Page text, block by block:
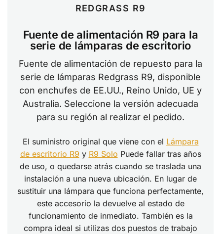
REDGRASS R9
Fuente de alimentación R9 para la
serie de lámparas de escritorio
Fuente de alimentación de repuesto para la
serie de lámparas Redgrass R9, disponible
con enchufes de EE.UU., Reino Unido, UE y
Australia. Seleccione la versión adecuada
para su región al realizar el pedido.
El suministro original que viene con el Lámpara
de escritorio R9 y R9 Solo Puede fallar tras años
de uso, o quedarse atrás cuando se traslada una
instalación a una nueva ubicación. En lugar de
sustituir una lámpara que funciona perfectamente,
este accesorio la devuelve al estado de
funcionamiento de inmediato. También es la
compra ideal si utilizas dos puestos de trabajo